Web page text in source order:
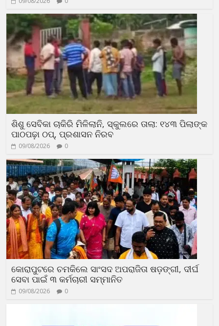
ଶିଶୁ ସେବିକା ଚାକିରି ମିଳିଲାନି, ସ୍କୁଲରେ ତାଲା: ୧୪୩ ପିଲାଙ୍କ
ପାଠପଢ଼ା ଠପ୍, ପ୍ରଶାସନ ନିରବ
09/08/2026 0
କୋରାପୁଟରେ ଚମକିଲେ ସାଂସଦ ଅପରାଜିତା ଷଡ଼ଙ୍ଗୀ, ଦୀର୍ଘ
ସେବା ପାଇଁ ୩ କର୍ମଚାରୀ ସମ୍ମାନିତ
09/08/2026 0